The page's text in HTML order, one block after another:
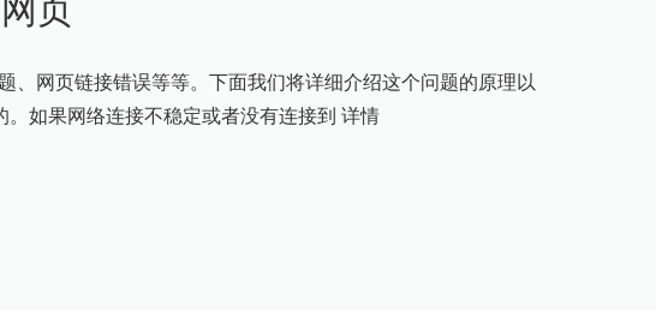
页
、网页链接错误等等。下面我们将详细介绍这个问题的原理以
如果网络连接不稳定或者没有连接到 详情